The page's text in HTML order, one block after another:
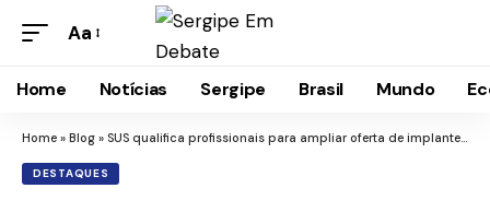
Aa
Home Notícias Sergipe Brasil Mundo
Home » Blog » SUS qualifica profissionais para ampliar oferta de implantes hormonais
DESTAQUES